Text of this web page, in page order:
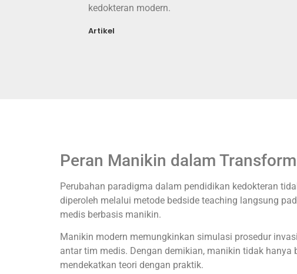
kedokteran modern.
Artikel
Peran Manikin dalam
Perubahan paradigma dalam pendidikan kedokteran
diperoleh melalui metode bedside teaching langsung
medis berbasis manikin.
Manikin modern memungkinkan simulasi prosedur
antar tim medis. Dengan demikian, manikin tidak
mendekatkan teori dengan praktik.